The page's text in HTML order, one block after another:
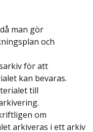
man gör
och
för att
kan bevaras.
till
om
arkiveras i ett arkiv